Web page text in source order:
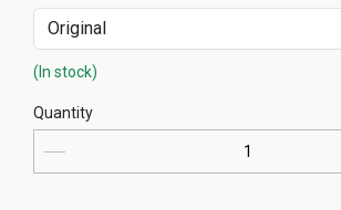
(In stock)
Quantity